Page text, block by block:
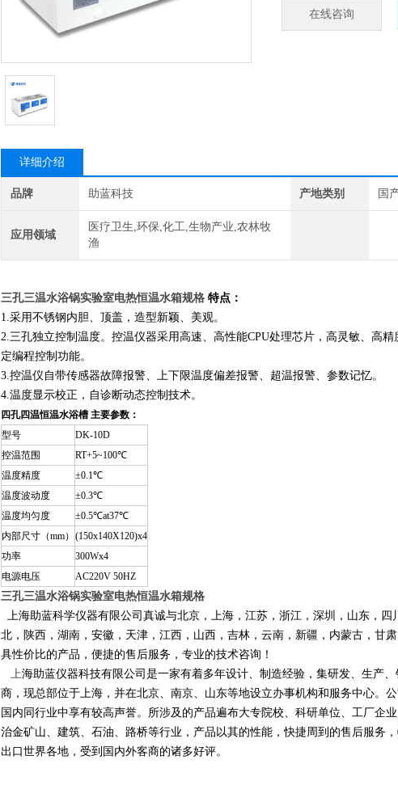
在线咨询
详细介绍
品牌 助蓝科技 产地类别 国
应用领域
医疗卫生,环保,化工,生物产业,农林牧
渔
三孔三温水浴锅实验室电热恒温水箱规格 特点：
1.采用不锈钢内胆、顶盖，造型新颖、美观。
2.三孔独立控制温度。控温仪器采用高速、高性能CPU处理芯片，高灵敏、高
定编程控制功能。
3.控温仪自带传感器故障报警、上下限温度偏差报警、超温报警、参数记忆。
4.温度显示校正，自诊断动态控制技术。
四孔四温恒温水浴槽 主要参数：
型号
DK-10D
控温范围
RT+5~100℃
温度精度
±0.1℃
温度波动度
±0.3℃
温度均匀度
±0.5℃at37℃
内部尺寸（mm） (150x140X120)x4
功率
300Wx4
电源电压
AC220V 50HZ
三孔三温水浴锅实验室电热恒温水箱规格
上海助蓝科学仪器有限公司真诚与北京，上海，江苏，浙江，深圳，山东，
北，陕西，湖南，安徽，天津，江西，山西，吉林，云南，新疆，内蒙古，甘
具性价比的产品，便捷的售后服务，专业的技术咨询！
上海助蓝仪器科技有限公司是一家有着多年设计、制造经验，集研发、生产
商，现总部位于上海，并在北京、南京、山东等地设立办事机构和服务中心。
国内同行业中享有较高声誉。所涉及的产品遍布大专院校、科研单位、工厂企
治金矿山、建筑、石油、路桥等行业，产品以其的性能，快捷周到的售后服务
出口世界各地，受到国内外客商的诸多好评。